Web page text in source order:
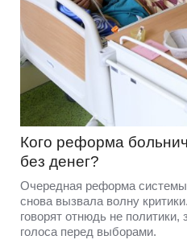
Кого реформа
без денег?
Очередная реформа
снова вызвала волну
говорят отнюдь не
голоса перед выборами.